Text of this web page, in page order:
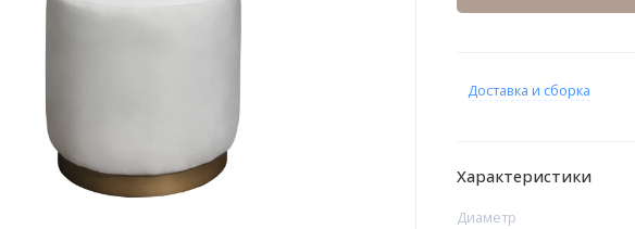
Доставка и сборка
Характеристики
Диаметр